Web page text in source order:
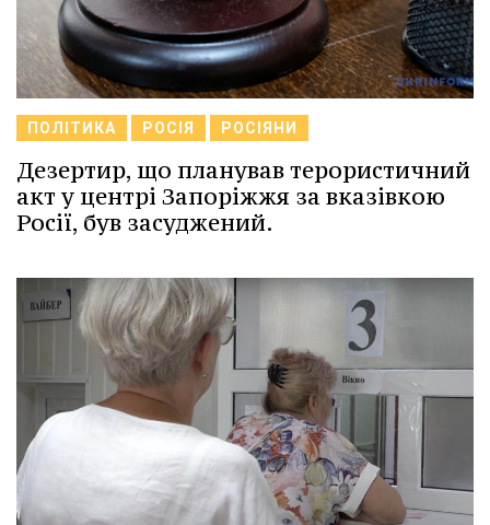
ПОЛІТИКА РОСІЯ РОСІЯНИ
Дезертир, що планував терористичний
акт у центрі Запоріжжя за вказівкою
Росії, був засуджений.